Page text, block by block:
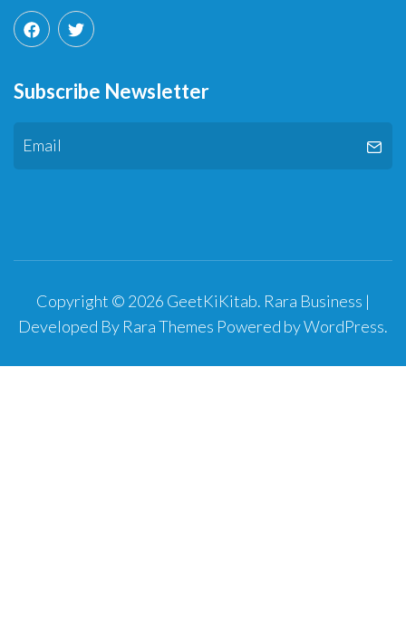
Subscribe Newsletter
Copyright © 2026 GeetKiKitab. Rara Business |
Developed By Rara Themes Powered byWordPress.